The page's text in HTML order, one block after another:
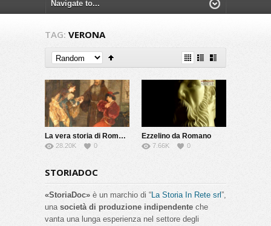
TAG: VERONA
La vera storia di Romeo e Giulietta
28.20K 0
Ezzelino da Romano
7.66K 0
STORIADOC
«StoriaDoc» è un marchio di “La Storia In Rete srl”,
una società di produzione indipendente che
vanta una lunga esperienza nel settore degli